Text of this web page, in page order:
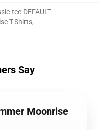
tee-DEFAULT
T-Shirts,
Say
Moonrise